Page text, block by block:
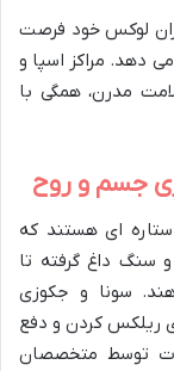
لوکس خود فرصت
دهد. مراکز اسپا و
مدرن، همگی با
ای هستند که
سنگ داغ گرفته تا
سونا و جکوزی
ریلکس کردن و دفع
توسط متخصصان